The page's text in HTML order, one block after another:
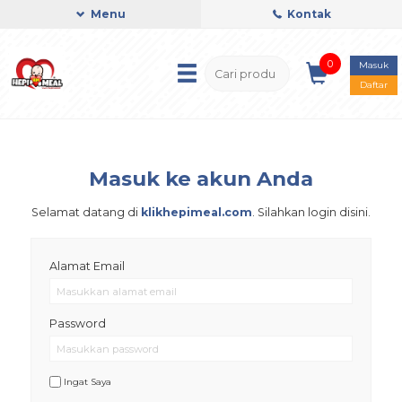
Menu Kontak
0
Masuk
Daftar
Masuk ke akun Anda
Selamat datang di klikhepimeal.com . Silahkan login disini.
Alamat Email
Password
Ingat Saya